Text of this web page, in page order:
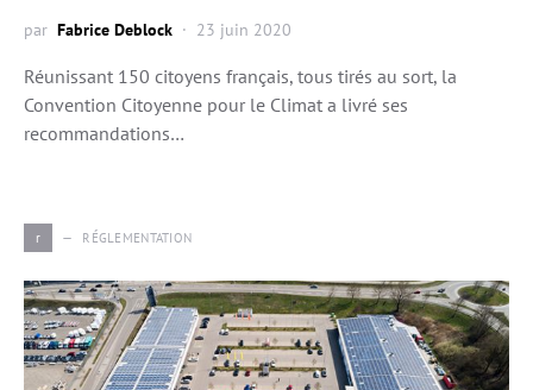
par Fabrice Deblock 23 juin 2020
Réunissant 150 citoyens français, tous tirés au sort, la
Convention Citoyenne pour le Climat a livré ses
recommandations…
r RÉGLEMENTATION